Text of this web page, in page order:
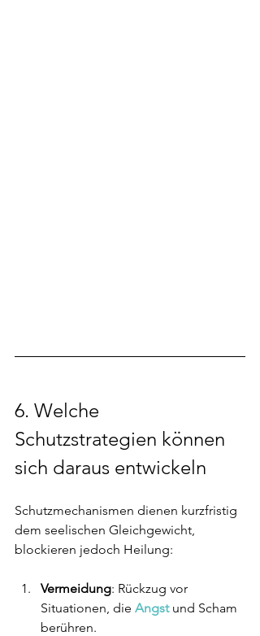
6. Welche
Schutzstrategien können
sich daraus entwickeln
Schutzmechanismen dienen kurzfristig
dem seelischen Gleichgewicht,
blockieren jedoch Heilung:
Vermeidung: Rückzug vor
Situationen, die Angst und Scham
berühren.